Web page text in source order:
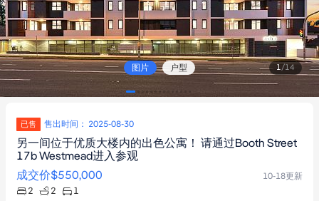
图片 户型 1/14
已售 售出时间： 2025-08-30
另一间位于优质大楼内的出色公寓！ 请通过Booth Street
17b Westmead进入参观
成交价$550,000 10-18更新
2 2 1